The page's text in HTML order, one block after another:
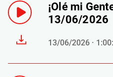
¡Olé mi
13/06/2026
13/06/2026 ·